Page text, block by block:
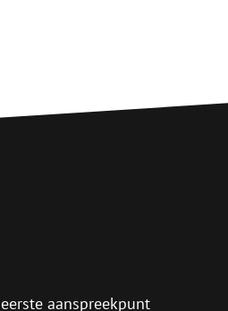
aanspreekpunt